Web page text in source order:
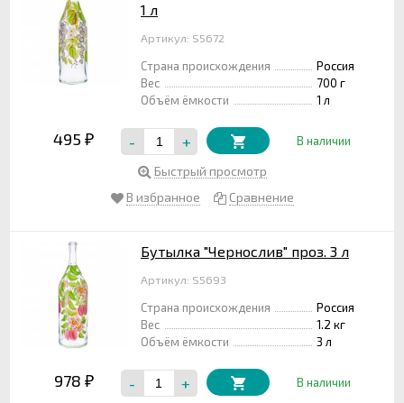
1 л
Артикул: S5672
Страна происхождения
Россия
Вес
700 г
Объём ёмкости
1 л
495 ₽ - + В наличии
Быстрый просмотр
В избранное
Сравнение
Бутылка "Чернослив" проз. 3 л
Артикул: S5693
Страна происхождения
Россия
Вес
1.2 кг
Объём ёмкости
3 л
978 ₽ - + В наличии